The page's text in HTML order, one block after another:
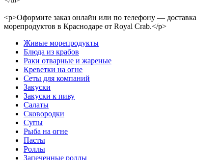
<p>Оформите заказ онлайн или по телефону — доставка
морепродуктов в Краснодаре от Royal Crab.</p>
Живые морепродукты
Блюда из крабов
Раки отварные и жареные
Креветки на огне
Сеты для компаний
Закуски
Закуски к пиву
Салаты
Сковородки
Супы
Рыба на огне
Пасты
Роллы
Запеченные роллы